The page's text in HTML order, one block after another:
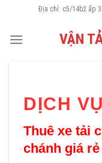
content
Địa chỉ: c5/14b2 ấp
VẬN
DỊCH VỤ
Thuê xe tải
chánh giá rẻ